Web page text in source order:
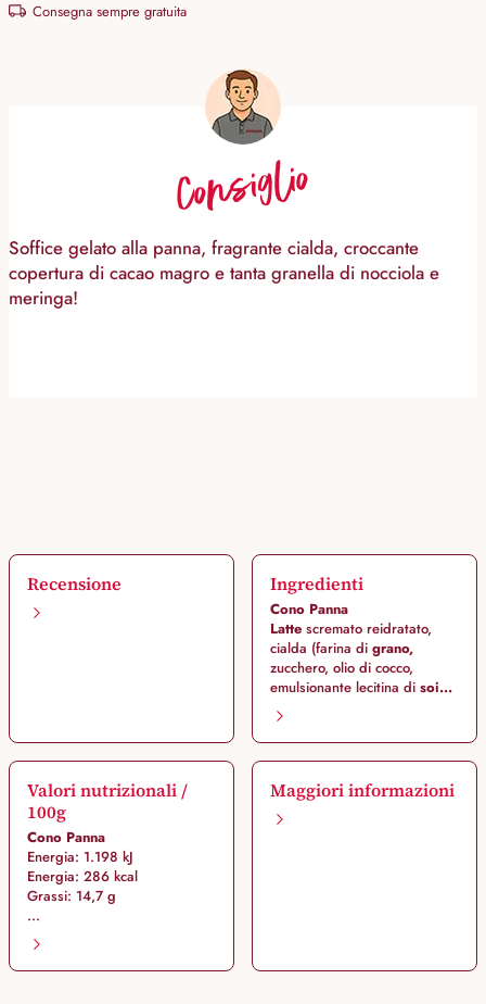
Consegna sempre gratuita
Consiglio
Soffice gelato alla panna, fragrante cialda, croccante
copertura di cacao magro e tanta granella di nocciola e
meringa!
Recensione Ingredienti
Cono Panna
Lattescremato reidratato,
cialda (farina di grano,
zucchero, olio di cocco,
emulsionante lecitina di soi...
Valori nutrizionali /
100g
Cono Panna
Energia: 1.198 kJ
Energia: 286 kcal
Grassi: 14,7 g
...
Maggiori informazioni